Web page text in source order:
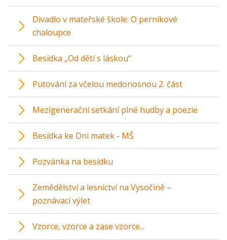
Divadlo v mateřské škole: O perníkové
chaloupce
Besídka „Od dětí s láskou“
Putování za včelou medonosnou 2. část
Mezigenerační setkání plné hudby a poezie
Besídka ke Dni matek - MŠ
Pozvánka na besídku
Zemědělství a lesnictví na Vysočině –
poznávací výlet
Vzorce, vzorce a zase vzorce...